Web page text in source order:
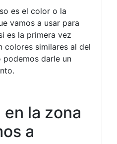
es el color o la
vamos a usar para
es la primera vez
colores similares al del
podemos darle un
la zona
a